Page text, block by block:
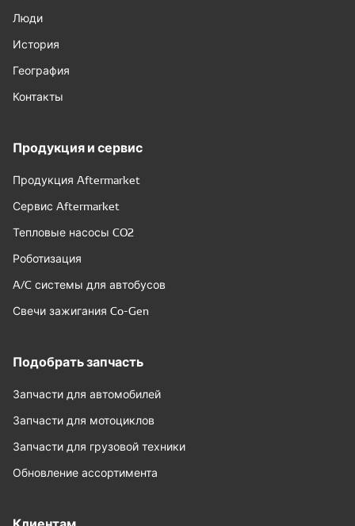
Люди
История
География
Контакты
Продукция и сервис
Продукция Aftermarket
Сервис Aftermarket
Тепловые насосы CO2
Роботизация
A/C системы для автобусов
Свечи зажигания Co-Gen
Подобрать запчасть
Запчасти для автомобилей
Запчасти для мотоциклов
Запчасти для грузовой техники
Обновление ассортимента